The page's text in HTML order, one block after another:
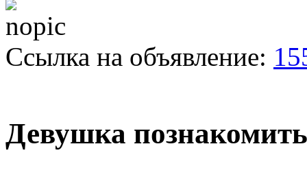
Ссылка на объявление:
Девушка